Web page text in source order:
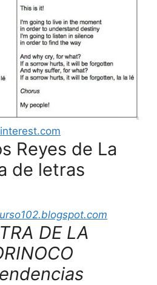
Reyes de La
de letras
DE LA